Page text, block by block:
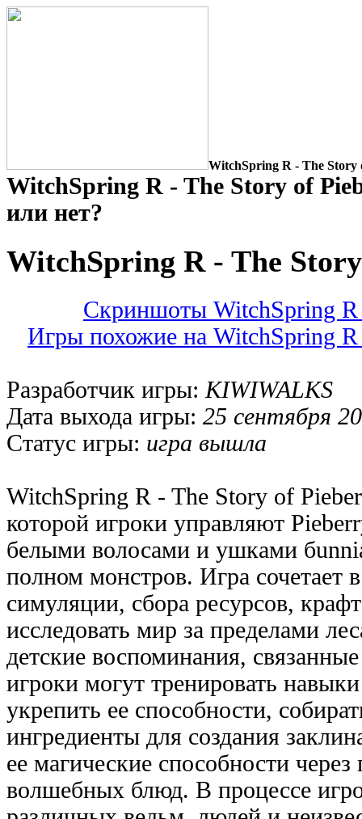
WitchSpring R - The Story
WitchSpring R - The Story of
или нет?
WitchSpring R - The
Скриншоты WitchSpring
Игры похожие на WitchSpring
Разработчик игры: KIWIWALKS
Дата выхода игры: 25 сентября
Статус игры: игра вышла
WitchSpring R - The Story of
которой игроки управляют
белыми волосами и ушками
полном монстров. Игра сочетает
симуляции, сбора ресурсов,
исследовать мир за пределами
детские воспоминания,
игроки могут тренировать
укрепить ее способности,
ингредиенты для создания
ее магические способности через
волшебных блюд. В процессе